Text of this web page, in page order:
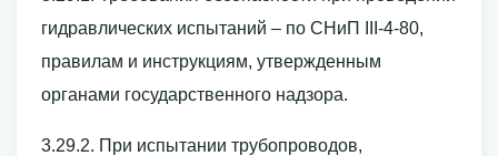
гидравлических испытаний – по СНиП ІІІ-4-80,
правилам и инструкциям, утвержденным
органами государственного надзора.
3.29.2. При испытании трубопроводов,